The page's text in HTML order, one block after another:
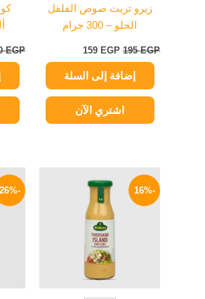
زيرو تريت صوص الفلفل
الحلو – 300 جرام
195EGP
159 EGP
إضافة إلى السلة
اشتري الآن
EGP
-16%
الأصلي
250 EGP.
-26%